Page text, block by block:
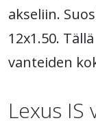
akseliin.
12x1.50.
vanteiden
Lexus IS